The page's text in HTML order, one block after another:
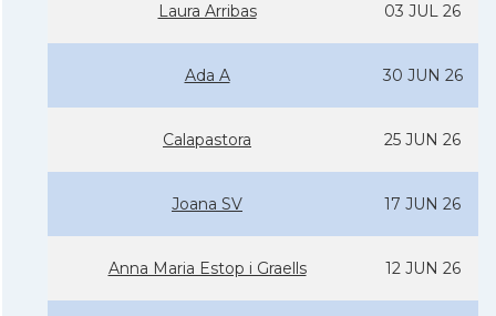
Laura Arribas 03 JUL 26
Ada A 30 JUN 26
Calapastora 25 JUN 26
Joana SV 17 JUN 26
Anna Maria Estop i Graells 12 JUN 26